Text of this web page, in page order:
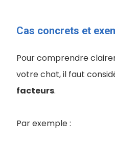
Cas concrets et
Pour comprendre
votre chat, il faut
facteurs.
Par exemple :